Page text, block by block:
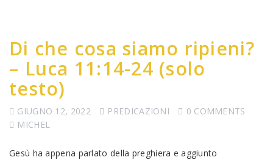
Di che cosa siamo ripieni?
– Luca 11:14-24 (solo
testo)
GIUGNO 12, 2022 PREDICAZIONI
0 COMMENTS
MICHEL
Gesù ha appena parlato della preghiera e aggiunto